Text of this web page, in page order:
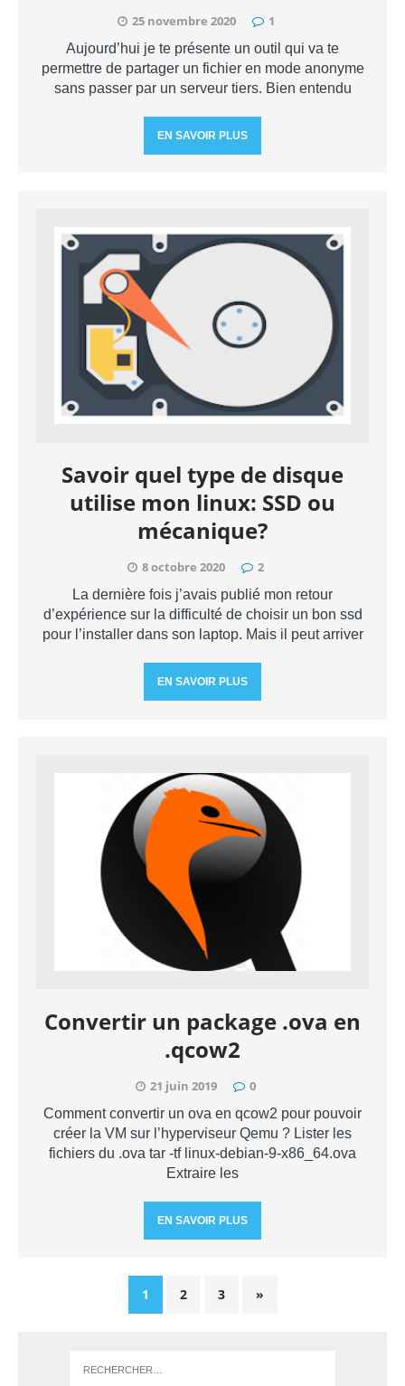
25 novembre 2020 1
Aujourd’hui je te présente un outil qui va te
permettre de partager un fichier en mode anonyme
sans passer par un serveur tiers. Bien entendu
EN SAVOIR PLUS
Savoir quel type de disque
utilise mon linux: SSD ou
mécanique?
8 octobre 2020 2
La dernière fois j’avais publié mon retour
d’expérience sur la difficulté de choisir un bon ssd
pour l’installer dans son laptop. Mais il peut arriver
EN SAVOIR PLUS
Convertir un package .ova en
.qcow2
21 juin 2019 0
Comment convertir un ova en qcow2 pour pouvoir
créer la VM sur l’hyperviseur Qemu ? Lister les
fichiers du .ova tar -tf linux-debian-9-x86_64.ova
Extraire les
EN SAVOIR PLUS
1 2 3 »